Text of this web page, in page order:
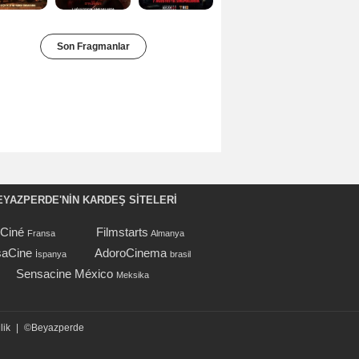
Sürmeli
Hüseyin Kutman
3 film
Son Fragmanlar
KARDEŞ SİTELERİ
Fransa Filmstarts Almanya
İspanya AdoroCinema brasil
Sensacine México Meksika
| ©Beyazperde